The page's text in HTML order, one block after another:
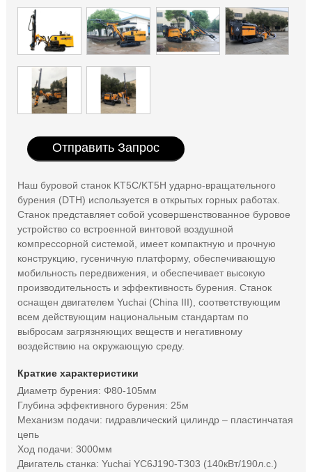
Отправить Запрос
Наш буровой станок KT5C/KT5H ударно-вращательного
бурения (DTH) используется в открытых горных работах.
Станок представляет собой усовершенствованное буровое
устройство со встроенной винтовой воздушной
компрессорной системой, имеет компактную и прочную
конструкцию, гусеничную платформу, обеспечивающую
мобильность передвижения, и обеспечивает высокую
производительность и эффективность бурения. Станок
оснащен двигателем Yuchai (China III), соответствующим
всем действующим национальным стандартам по
выбросам загрязняющих веществ и негативному
воздействию на окружающую среду.
Краткие характеристики
Диаметр бурения: Φ80-105мм
Глубина эффективного бурения: 25м
Механизм подачи: гидравлический цилиндр – пластинчатая
цепь
Ход подачи: 3000мм
Двигатель станка: Yuchai YC6J190-T303 (140кВт/190л.с.)